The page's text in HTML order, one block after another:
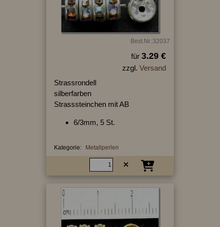
Best.Nr.:32037
für 3.29 €
zzgl. Versand
Strassrondell
silberfarben
Strasssteinchen mit AB
6/3mm, 5 St.
Kategorie: Metallperlen